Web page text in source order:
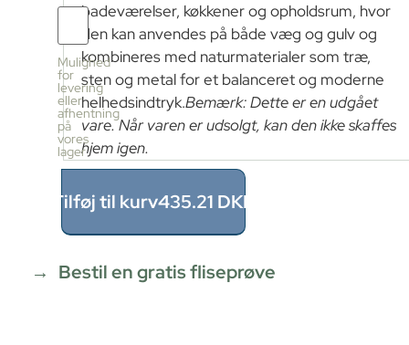
Antal
fliser
pr.
kasse
34
stk
≈
1.36m²
Pris
kasse
435.21
DKK
÷
1.36m²
Mulighed
for
levering
eller
afhentning
på
vores
lager
Tilføj til kurv435.21 DKK
Bestil en gratis fliseprøve
badeværelser, køkkener og opholdsrum, hvor
den kan anvendes på både væg og gulv og
kombineres med naturmaterialer som træ,
sten og metal for et balanceret og moderne
helhedsindtryk.Bemærk: Dette er en udgået
vare. Når varen er udsolgt, kan den ikke skaffes
hjem igen.